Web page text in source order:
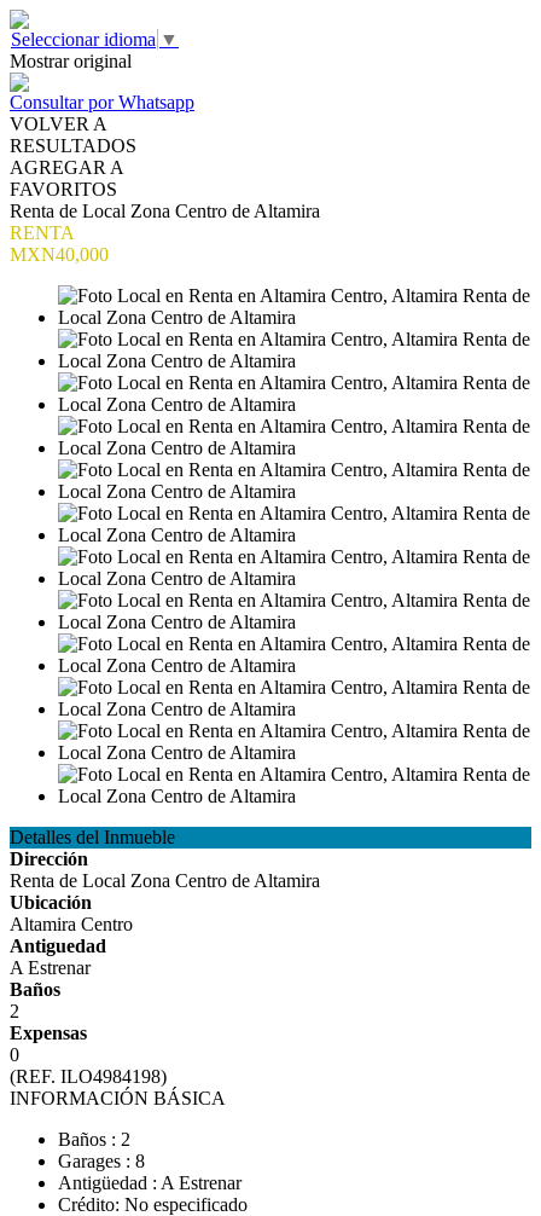
Seleccionar idioma ▼
Mostrar original
Consultar por Whatsapp
VOLVER A
RESULTADOS
AGREGAR A
FAVORITOS
Renta de Local Zona Centro de Altamira
RENTA
MXN40,000
Detalles del Inmueble
Dirección
Renta de Local Zona Centro de Altamira
Ubicación
Altamira Centro
Antiguedad
A Estrenar
Baños
2
Expensas
0
(REF. ILO4984198)
INFORMACIÓN BÁSICA
Baños : 2
Garages : 8
Antigüedad : A Estrenar
Crédito: No especificado